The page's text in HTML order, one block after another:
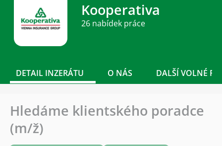
Kooperativa
26 nabídek práce
DETAIL INZERÁTU O NÁS DALŠÍ VOLNÉ
Hledáme klientského poradce
(m/ž)